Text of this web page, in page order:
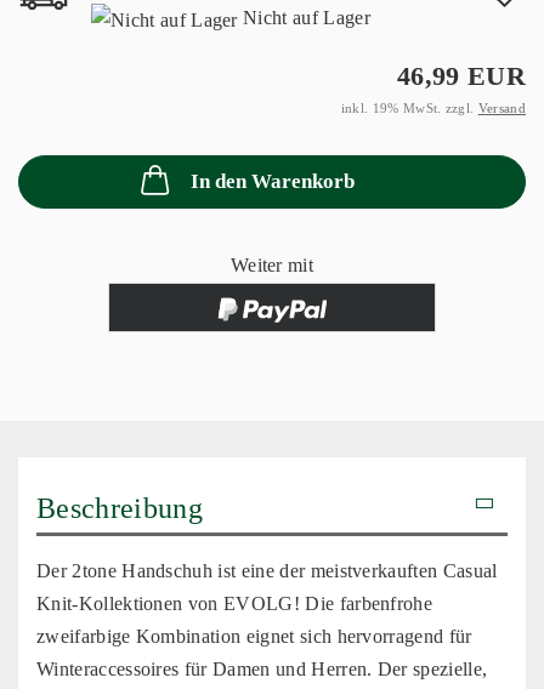
Nicht auf Lager
46,99 EUR
inkl. 19% MwSt. zzgl. Versand
In den Warenkorb
Weiter mit
Beschreibung
Der 2tone Handschuh ist eine der meistverkauften Casual
Knit-Kollektionen von EVOLG! Die farbenfrohe
zweifarbige Kombination eignet sich hervorragend für
Winteraccessoires für Damen und Herren. Der spezielle,